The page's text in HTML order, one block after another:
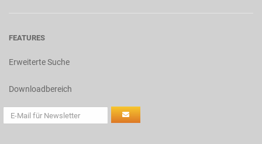
FEATURES
Erweiterte Suche
Downloadbereich